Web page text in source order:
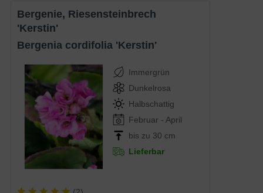
Bergenie, Riesensteinbrech
'Kerstin'
Bergenia cordifolia 'Kerstin'
Immergrün
Dunkelrosa
Halbschattig
Februar - April
bis zu 30 cm
Lieferbar